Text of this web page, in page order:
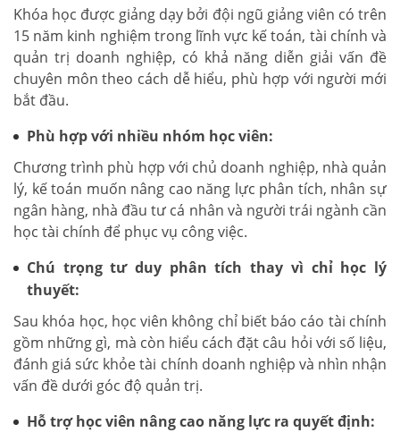
Khóa học được giảng dạy bởi đội ngũ giảng viên có trên
15 năm kinh nghiệm trong lĩnh vực kế toán, tài chính và
quản trị doanh nghiệp, có khả năng diễn giải vấn đề
chuyên môn theo cách dễ hiểu, phù hợp với người mới
bắt đầu.
Phù hợp với nhiều nhóm học viên:
Chương trình phù hợp với chủ doanh nghiệp, nhà quản
lý, kế toán muốn nâng cao năng lực phân tích, nhân sự
ngân hàng, nhà đầu tư cá nhân và người trái ngành cần
học tài chính để phục vụ công việc.
Chú trọng tư duy phân tích thay vì chỉ học lý
thuyết:
Sau khóa học, học viên không chỉ biết báo cáo tài chính
gồm những gì, mà còn hiểu cách đặt câu hỏi với số liệu,
đánh giá sức khỏe tài chính doanh nghiệp và nhìn nhận
vấn đề dưới góc độ quản trị.
Hỗ trợ học viên nâng cao năng lực ra quyết định: